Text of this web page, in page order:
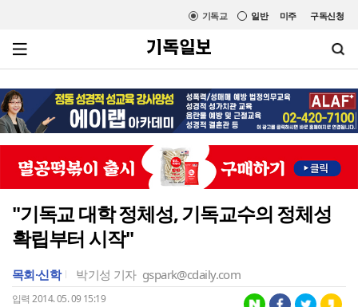
미주 구독신청
일반
기독교
"기독교 대학 정체성, 기독교수의 정체성
확립부터 시작"
목회·신학 박기성 기자 gspark@cdaily.com
입력 2014. 05. 09 15:19